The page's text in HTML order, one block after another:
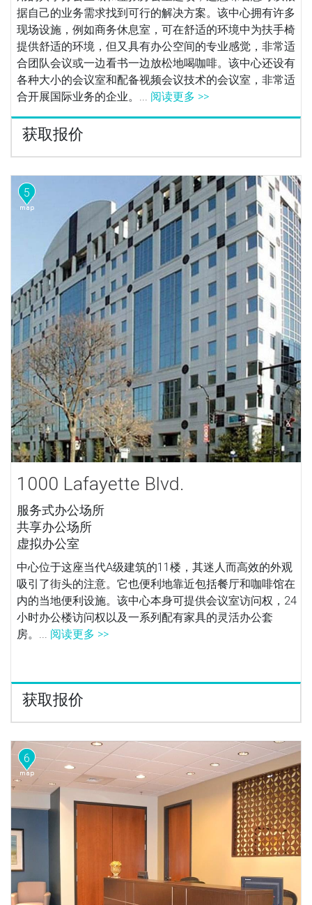
据自己的业务需求找到可行的解决方案。该中心拥有许多
现场设施，例如商务休息室，可在舒适的环境中为扶手椅
提供舒适的环境，但又具有办公空间的专业感觉，非常适
合团队会议或一边看书一边放松地喝咖啡。该中心还设有
各种大小的会议室和配备视频会议技术的会议室，非常适
合开展国际业务的企业。... 阅读更多 >>
获取报价
5
1000 Lafayette Blvd.
服务式办公场所
共享办公场所
虚拟办公室
中心位于这座当代A级建筑的11楼，其迷人而高效的外观
吸引了街头的注意。它也便利地靠近包括餐厅和咖啡馆在
内的当地便利设施。该中心本身可提供会议室访问权，24
小时办公楼访问权以及一系列配有家具的灵活办公套
房。... 阅读更多 >>
获取报价
6